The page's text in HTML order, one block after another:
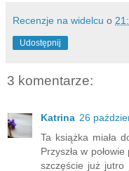
Recenzje na widelcu o
Udostępnij
3 komentarze:
Katrina 26
Ta książka miała
Przyszła w
szczęście już